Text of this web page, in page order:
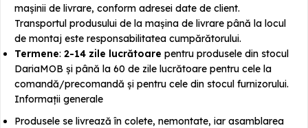
mașinii de livrare, conform adresei date de client.
Transportul produsului de la mașina de livrare până la locul
de montaj este responsabilitatea cumpărătorului.
Termene: 2-14 zile lucrătoare pentru produsele din stocul
DariaMOB și până la 60 de zile lucrătoare pentru cele la
comandă/precomandă și pentru cele din stocul furnizorului.
Informații generale
Produsele se livrează în colete, nemontate, iar asamblarea